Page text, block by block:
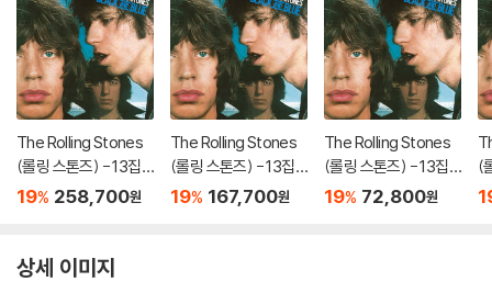
The Rolling Stones
(롤링 스톤즈) - 13집 B
lack And Blue [5LP
19% 258,700원
The Rolling Stones
(롤링 스톤즈) - 13집 B
lack And Blue [4CD
19% 167,700원
The Rolling Stones
(롤링 스톤즈) - 13집 B
lack And Blue [2LP]
19% 72,800원
(
상세 이미지